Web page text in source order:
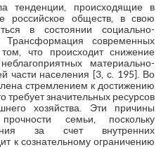
тенденции, происходящие в
российское обществ, в свою
в состоянии социально-
Трансформация современных
что происходит снижение
материально-
части населения [3, с. 195]. Во
стремлением к достижению
требует значительных ресурсов
хозяйства. Эти причины
семьи, поскольку
за счет внутренних
к сознательному ограничению